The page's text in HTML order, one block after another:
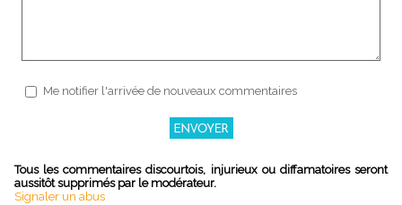
Me notifier l'arrivée de nouveaux commentaires
Tous les commentaires discourtois, injurieux ou diffamatoires seront
aussitôt supprimés par le modérateur.
Signaler un abus